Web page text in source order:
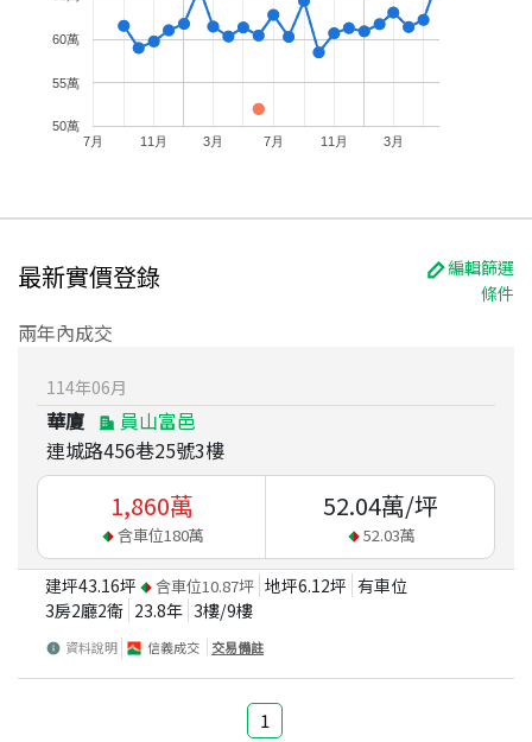
7月 11月 3月 7月 11月 3月
50萬
55萬
60萬
最新實價登錄
編輯篩選
條件
兩年內成交
114年06月
華廈
員山富邑
連城路456巷25號3樓
1,860萬
含車位180萬
52.04萬/坪
52.03萬
建坪43.16坪 含車位10.87坪 地坪6.12坪 有車位
3房2廳2衛 23.8年 3樓/9樓
資料說明 信義成交 交易備註
1